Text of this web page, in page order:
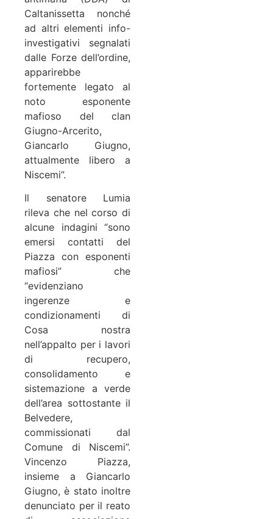
Caltanissetta nonché
ad altri elementi info-
investigativi segnalati
dalle Forze dell’ordine,
apparirebbe
fortemente legato al
noto esponente
mafioso del clan
Giugno-Arcerito,
Giancarlo Giugno,
attualmente libero a
Niscemi”.
Il senatore Lumia
rileva che nel corso di
alcune indagini “sono
emersi contatti del
Piazza con esponenti
mafiosi” che
“evidenziano
ingerenze e
condizionamenti di
Cosa nostra
nell’appalto per i lavori
di recupero,
consolidamento e
sistemazione a verde
dell’area sottostante il
Belvedere,
commissionati dal
Comune di Niscemi”.
Vincenzo Piazza,
insieme a Giancarlo
Giugno, è stato inoltre
denunciato per il reato